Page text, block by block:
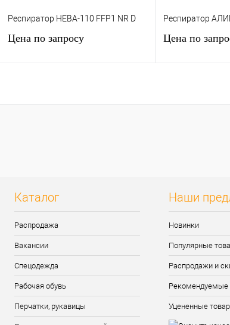
Респиратор НЕВА-110 FFP1 NR D
Цена по запросу
Респиратор
Цена по
Каталог
Распродажа
Вакансии
Спецодежда
Рабочая обувь
Перчатки, рукавицы
Наши
Новинки
Популярные
Распродажи и
Рекомендуемые
Уцененные